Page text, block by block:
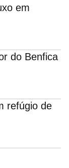
em
do Benfica
refúgio de